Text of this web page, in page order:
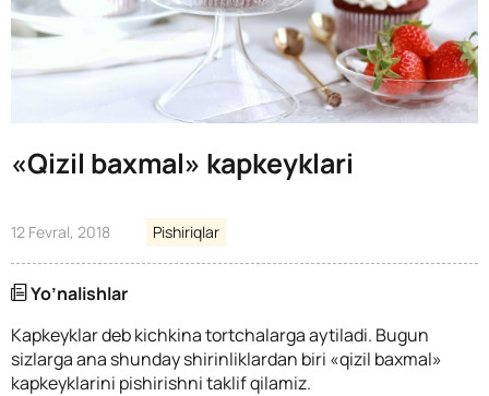
«Qizil baxmal» kapkeyklari
12 Fevral, 2018 Pishiriqlar
Yo’nalishlar
Kapkeyklar deb kichkina tortchalarga aytiladi. Bugun
sizlarga ana shunday shirinliklardan biri «qizil baxmal»
kapkeyklarini pishirishni taklif qilamiz.